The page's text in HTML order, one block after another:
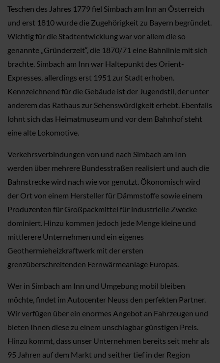
Teschen des Jahres 1779 fiel Simbach am Inn an Österreich
und erst 1810 wurde die Zugehörigkeit zu Bayern begründet.
Wichtig für die Stadtentwicklung war vor allem die so
genannte „Gründerzeit“, die 1870/71 eine Bahnlinie mit sich
brachte. Simbach am Inn war Haltepunkt des Orient-
Expresses, allerdings erst 1951 zur Stadt erhoben.
Kennzeichnend für die Gebäude ist der Jugendstil, der unter
anderem das Rathaus zur Sehenswürdigkeit erhebt. Ebenfalls
lohnt sich das Heimatmuseum und vor dem Bahnhof steht
eine alte Lokomotive.
Verkehrsverbindungen von und nach Simbach am Inn
werden über mehrere Bundesstraßen realisiert und auch die
Bahnstrecke wird nach wie vor genutzt. Ökonomisch wird
der Ort von einem Hersteller für Dämmstoffe sowie einem
Produzenten für Großpackmittel für industrielle Zwecke
dominiert. Hinzu kommen jedoch jede Menge kleine und
mittlerere Unternehmen und ein eigenes
Geothermieheizkraftwerk mit der ersten
grenzüberschreitenden Fernwärmeanlage Europas.
Wer in Simbach am Inn und Umgebung mobil bleiben
möchte, findet im Autocenter Neuss den perfekten Partner.
Wir verfügen über ein enormes Angebot an Fahrzeugen und
bieten Ihnen diese zu einem unschlagbar günstigen Preis.
Hinzu kommt, dass unser Unternehmen bereits seit mehr als
95 Jahren auf dem Markt und seither tief in der Region